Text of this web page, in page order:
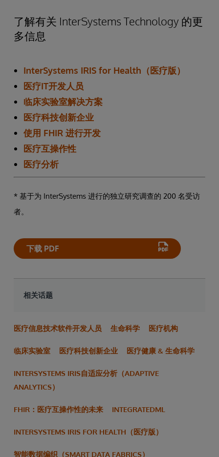
了解有关 InterSystems Technology 的更
多信息
InterSystems IRIS for Health（医疗版）
医疗IT开发人员
临床实验室解决方案
医疗科技创新企业
使用 FHIR 进行开发
医疗互操作性
医疗分析
* 基于为 InterSystems 进行的独立研究调查的 200 名受访
者。
下载 PDF
相关话题
医疗信息技术软件开发人员 生命科学 医疗机构
临床实验室 医疗科技创新企业 医疗健康 & 生命科学
INTERSYSTEMS IRIS自适应分析（ADAPTIVE
ANALYTICS）
FHIR：医疗互操作性的未来 INTEGRATEDML
INTERSYSTEMS IRIS FOR HEALTH（医疗版）
智能数据编织（SMART DATA FABRICS）